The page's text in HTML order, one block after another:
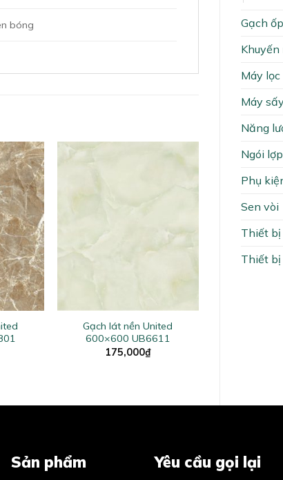
Gạch
Khuyến
Máy lọc
Máy
Năng
Ngói
Phụ
Sen vòi
Thiết
Thiết bị
bóng
Gạch lát nền United
600×600 UB6611
175,000₫
Sản phẩm Yêu cầu gọi lại